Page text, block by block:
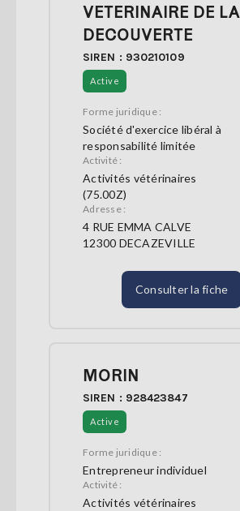
VETERINAIRE DE LA
DECOUVERTE
SIREN : 930210109
Active
Forme juridique :
Société d'exercice libéral à
responsabilité limitée
Activité :
Activités vétérinaires
(75.00Z)
Adresse :
4 RUE EMMA CALVE
12300 DECAZEVILLE
Consulter la fiche
MORIN
SIREN : 928423847
Active
Forme juridique :
Entrepreneur individuel
Activité :
Activités vétérinaires